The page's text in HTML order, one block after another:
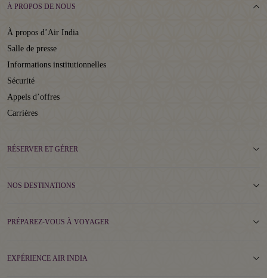
À PROPOS DE NOUS
À propos d’Air India
Salle de presse
Informations institutionnelles
Sécurité
Appels d’offres
Carrières
RÉSERVER ET GÉRER
NOS DESTINATIONS
PRÉPAREZ-VOUS À VOYAGER
EXPÉRIENCE AIR INDIA